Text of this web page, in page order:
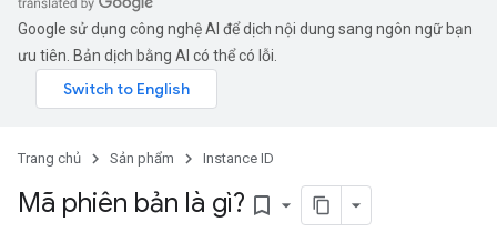
Google sử dụng công nghệ AI để dịch nội dung sang ngôn ngữ bạn
ưu tiên. Bản dịch bằng AI có thể có lỗi.
Trang chủ Sản phẩm Instance ID
Mã phiên bản là gì? bookmark_border